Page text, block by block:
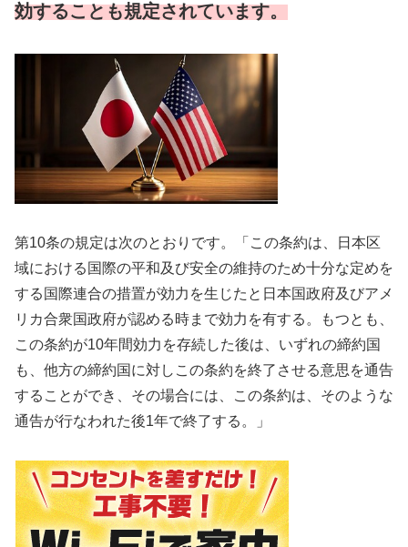
効することも規定されています。
第10条の規定は次のとおりです。「この条約は、日本区
域における国際の平和及び安全の維持のため十分な定めを
する国際連合の措置が効力を生じたと日本国政府及びアメ
リカ合衆国政府が認める時まで効力を有する。もつとも、
この条約が10年間効力を存続した後は、いずれの締約国
も、他方の締約国に対しこの条約を終了させる意思を通告
することができ、その場合には、この条約は、そのような
通告が行なわれた後1年で終了する。」